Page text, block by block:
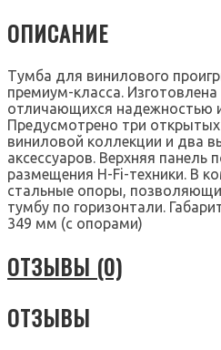
ОПИСАНИЕ
Тумба для винилового
премиум-класса.
отличающихся надежностью
Предусмотрено три
виниловой коллекции и два
аксессуаров. Верхняя панель
размещения H-Fi-техники. В
стальные опоры,
тумбу по горизонтали.
349 мм (с опорами)
ОТЗЫВЫ (0)
ОТЗЫВЫ